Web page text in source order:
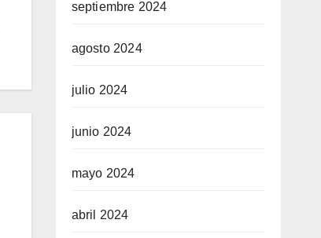
septiembre 2024
agosto 2024
julio 2024
junio 2024
mayo 2024
abril 2024